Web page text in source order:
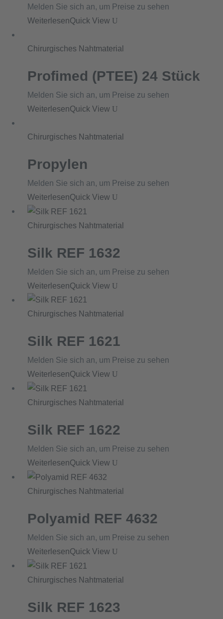
Melden Sie sich an, um Preise zu sehen
WeiterlesenQuick View
Chirurgisches Nahtmaterial
Profimed (PTEE) 24 Stück
Melden Sie sich an, um Preise zu sehen
WeiterlesenQuick View
Chirurgisches Nahtmaterial
Propylen
Melden Sie sich an, um Preise zu sehen
WeiterlesenQuick View
Chirurgisches Nahtmaterial
Silk REF 1632
Melden Sie sich an, um Preise zu sehen
WeiterlesenQuick View
Chirurgisches Nahtmaterial
Silk REF 1621
Melden Sie sich an, um Preise zu sehen
WeiterlesenQuick View
Chirurgisches Nahtmaterial
Silk REF 1622
Melden Sie sich an, um Preise zu sehen
WeiterlesenQuick View
Chirurgisches Nahtmaterial
Polyamid REF 4632
Melden Sie sich an, um Preise zu sehen
WeiterlesenQuick View
Chirurgisches Nahtmaterial
Silk REF 1623